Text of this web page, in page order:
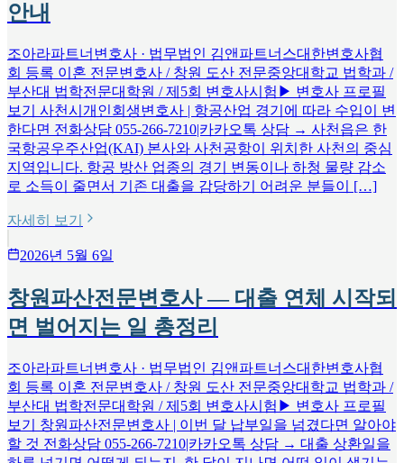
안내
조아라파트너변호사 · 법무법인 김앤파트너스대한변호사협
회 등록 이혼 전문변호사 / 창원 도산 전문중앙대학교 법학과 /
부산대 법학전문대학원 / 제5회 변호사시험▶ 변호사 프로필
보기 사천시개인회생변호사 | 항공산업 경기에 따라 수입이 변
한다면 전화상담 055-266-7210|카카오톡 상담 → 사천읍은 한
국항공우주산업(KAI) 본사와 사천공항이 위치한 사천의 중심
지역입니다. 항공 방산 업종의 경기 변동이나 하청 물량 감소
로 소득이 줄면서 기존 대출을 감당하기 어려운 분들이 […]
자세히 보기
2026년 5월 6일
창원파산전문변호사 — 대출 연체 시작되
면 벌어지는 일 총정리
조아라파트너변호사 · 법무법인 김앤파트너스대한변호사협
회 등록 이혼 전문변호사 / 창원 도산 전문중앙대학교 법학과 /
부산대 법학전문대학원 / 제5회 변호사시험▶ 변호사 프로필
보기 창원파산전문변호사 | 이번 달 납부일을 넘겼다면 알아야
할 것 전화상담 055-266-7210|카카오톡 상담 → 대출 상환일을